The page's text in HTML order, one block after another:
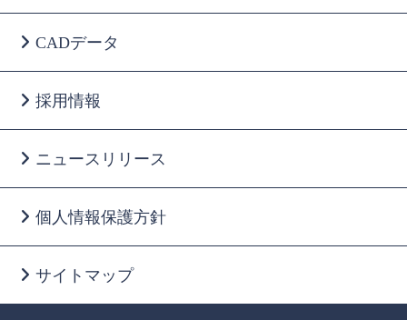
CADデータ
採用情報
ニュースリリース
個人情報保護方針
サイトマップ